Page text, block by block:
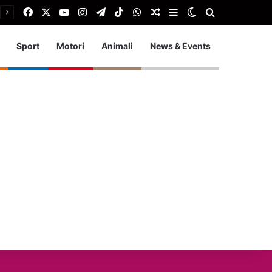
FacebookYou TubeInstagram
TelegramTikTokWhatsApp
Articolo Random
Barra laterale
Cambia aspetto
Sport Motori Animali News & Events